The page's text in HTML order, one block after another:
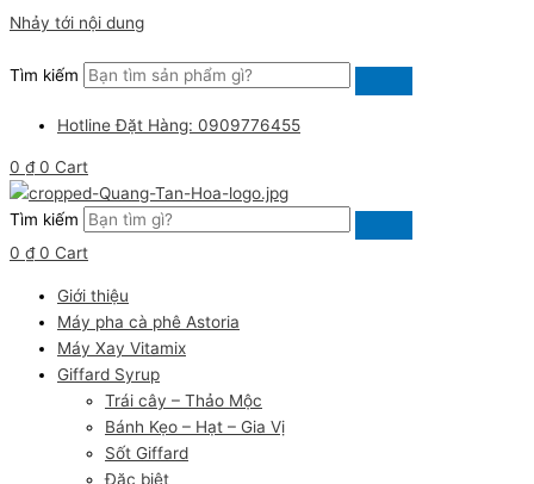
Nhảy tới nội dung
Tìm kiếm
Hotline Đặt Hàng: 0909776455
0 ₫ 0 Cart
Tìm kiếm
0 ₫ 0 Cart
Giới thiệu
Máy pha cà phê Astoria
Máy Xay Vitamix
Giffard Syrup
Trái cây – Thảo Mộc
Bánh Kẹo – Hạt – Gia Vị
Sốt Giffard
Đặc biệt